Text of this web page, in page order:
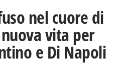
nel cuore di
vita per
e Di Napoli